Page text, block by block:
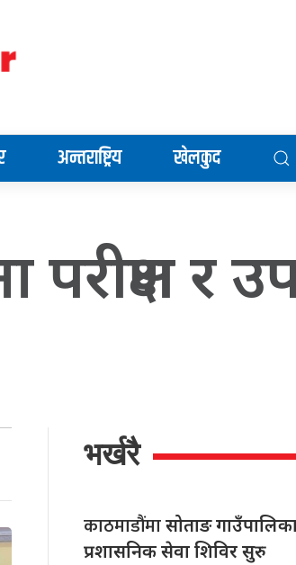
अन्तराष्ट्रिय खेलकुद
परीक्षण र
भर्खरै
काठमाडौंमासोताङ
प्रशासनिक सेवा शिविर सुरु